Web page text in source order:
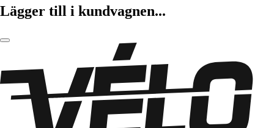
Lägger till i kundvagnen...